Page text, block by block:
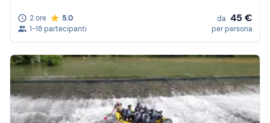
2 ore
5.0
1-18 partecipanti
da 45 €
per persona